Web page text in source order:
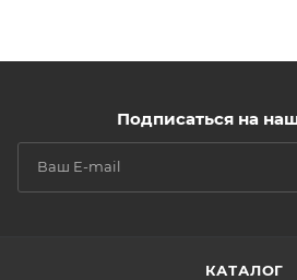
Подписаться на
КАТАЛОГ